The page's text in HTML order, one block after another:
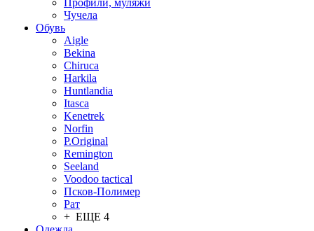
Профили, муляжи
Чучела
Обувь
Aigle
Bekina
Chiruсa
Harkila
Huntlandia
Itasca
Kenetrek
Norfin
P.Original
Remington
Seeland
Voodoo tactical
Псков-Полимер
Рат
+ ЕЩЕ 4